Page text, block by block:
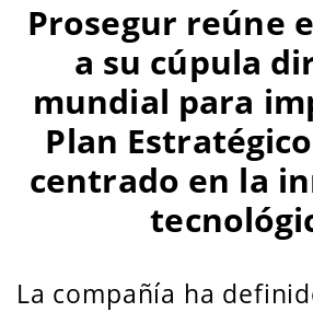
Prosegur reúne
a su cúpula
mundial para
Plan
centrado en la
La compañía ha